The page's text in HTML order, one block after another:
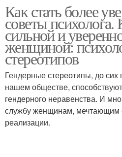
Как стать более
советы психолога.
сильной и
женщиной:
стереотипов
Гендерные стереотипы, до
нашем обществе,
гендерного неравенства. И
службу женщинам, мечтающим
реализации.